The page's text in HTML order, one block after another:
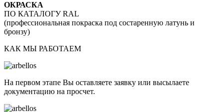
ОКРАСКА
ПО КАТАЛОГУ RAL
(профессиональная покраска под состаренную латунь и
бронзу)
КАК МЫ РАБОТАЕМ
На первом этапе Вы оставляете заявку или высылаете
документацию на просчет.